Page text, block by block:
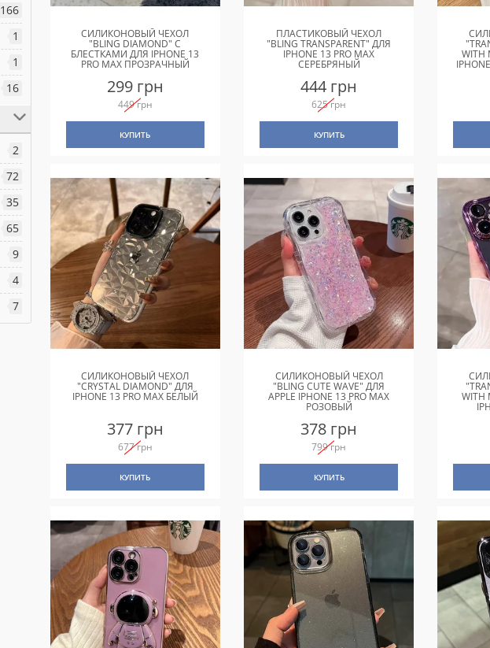
166
1
1
16
2
72
35
65
9
4
7
СИЛИКОНОВЫЙ ЧЕХОЛ
"BLING DIAMOND" С
БЛЕСТКАМИ ДЛЯ IPHONE 13
PRO MAX ПРОЗРАЧНЫЙ
299 грн
449 грн
КУПИТЬ
ПЛАСТИКОВЫЙ ЧЕХОЛ
"BLING TRANSPARENT" ДЛЯ
IPHONE 13 PRO MAX
СЕРЕБРЯНЫЙ
444 грн
625 грн
КУПИТЬ
WITH
СИЛИКОНОВЫЙ ЧЕХОЛ
"CRYSTAL DIAMOND" ДЛЯ
IPHONE 13 PRO MAX БЕЛЫЙ
377 грн
677 грн
КУПИТЬ
СИЛИКОНОВЫЙ ЧЕХОЛ
"BLING CUTE WAVE" ДЛЯ
APPLE IPHONE 13 PRO MAX
РОЗОВЫЙ
378 грн
799 грн
КУПИТЬ
WITH